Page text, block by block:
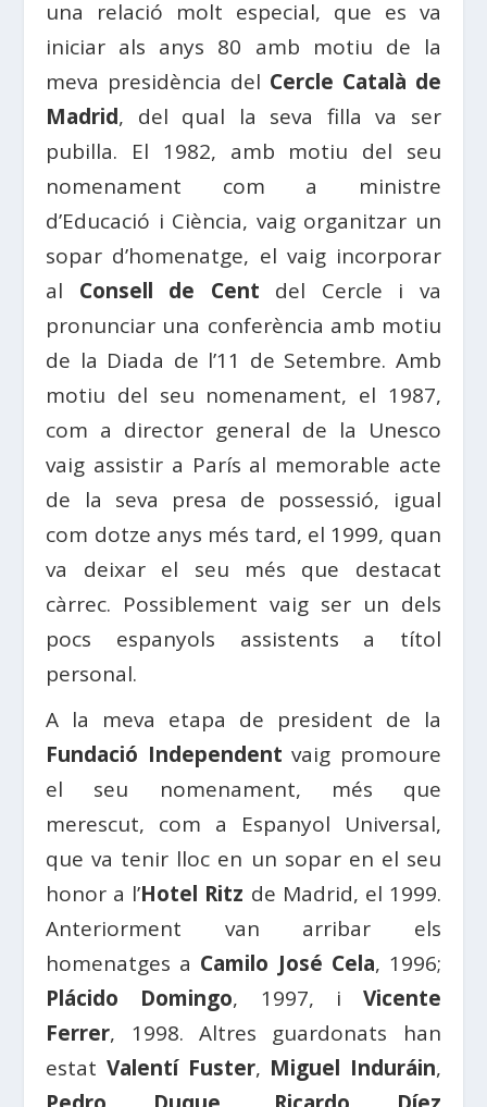
una relació molt especial, que es va
iniciar als anys 80 amb motiu de la
meva presidència del Cercle Català de
Madrid, del qual la seva filla va ser
pubilla. El 1982, amb motiu del seu
nomenament com a ministre
d’Educació i Ciència, vaig organitzar un
sopar d’homenatge, el vaig incorporar
al Consell de Cent del Cercle i va
pronunciar una conferència amb motiu
de la Diada de l’11 de Setembre. Amb
motiu del seu nomenament, el 1987,
com a director general de la Unesco
vaig assistir a París al memorable acte
de la seva presa de possessió, igual
com dotze anys més tard, el 1999, quan
va deixar el seu més que destacat
càrrec. Possiblement vaig ser un dels
pocs espanyols assistents a títol
personal.
A la meva etapa de president de la
Fundació Independent vaig promoure
el seu nomenament, més que
merescut, com a Espanyol Universal,
que va tenir lloc en un sopar en el seu
honor a l’Hotel Ritz de Madrid, el 1999.
Anteriorment van arribar els
homenatges a Camilo José Cela, 1996;
Plácido Domingo, 1997, i Vicente
Ferrer, 1998. Altres guardonats han
estat Valentí Fuster, Miguel Induráin,